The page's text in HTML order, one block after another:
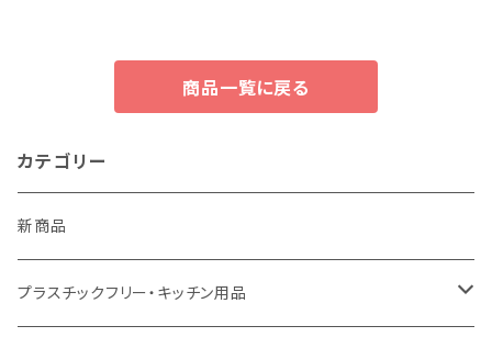
商品一覧に戻る
カテゴリー
新商品
プラスチックフリー・キッチン用品